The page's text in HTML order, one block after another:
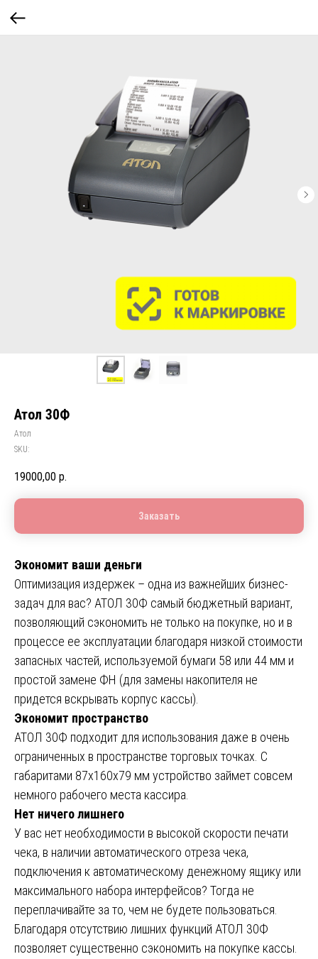
Атол 30Ф
Атол
SKU:
19000,00 р.
Заказать
Экономит ваши деньги
Оптимизация издержек – одна из важнейших бизнес-
задач для вас? АТОЛ 30Ф самый бюджетный вариант,
позволяющий сэкономить не только на покупке, но и в
процессе ее эксплуатации благодаря низкой стоимости
запасных частей, используемой бумаги 58 или 44 мм и
простой замене ФН (для замены накопителя не
придется вскрывать корпус кассы).
Экономит пространство
АТОЛ 30Ф подходит для использования даже в очень
ограниченных в пространстве торговых точках. С
габаритами 87х160х79 мм устройство займет совсем
немного рабочего места кассира.
Нет ничего лишнего
У вас нет необходимости в высокой скорости печати
чека, в наличии автоматического отреза чека,
подключения к автоматическому денежному ящику или
максимального набора интерфейсов? Тогда не
переплачивайте за то, чем не будете пользоваться.
Благодаря отсутствию лишних функций АТОЛ 30Ф
позволяет существенно сэкономить на покупке кассы.